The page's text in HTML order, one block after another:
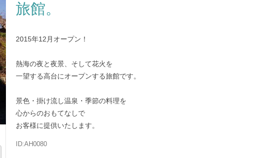
旅館。
2015年12月オープン！
熱海の夜と夜景、そして花火を
一望する高台にオープンする旅館です。
景色・掛け流し温泉・季節の料理を
心からのおもてなしで
お客様に提供いたします。
ID:AH0080